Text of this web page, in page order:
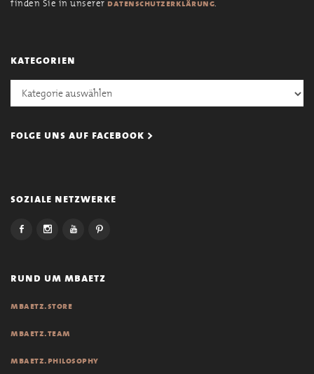
finden Sie in unserer datenschutzerklärung.
kategorien
Kategorien
folge uns auf facebook >
soziale netzwerke
rund um mbaetz
mbaetz.store
mbaetz.team
mbaetz.philosophy